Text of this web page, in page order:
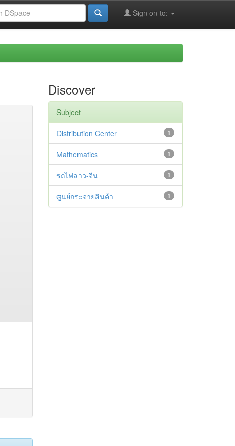
Sign on to:
Discover
Subject
1
Distribution Center
1
Mathematics
1
รถไฟลาว-จีน
1
ศูนย์กระจายสินค้า